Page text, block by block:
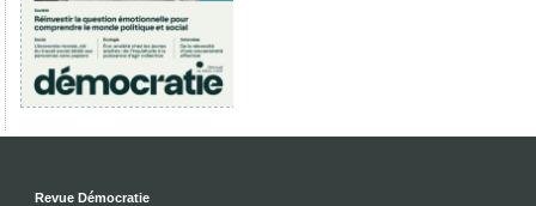
Revue Démocratie